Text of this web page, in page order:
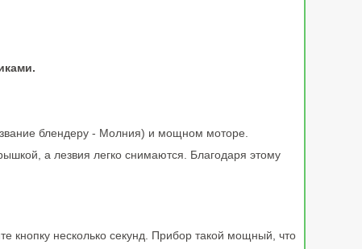
блендеру - Молния) и мощном моторе.
а лезвия легко снимаются. Благодаря этому
кнопку несколько секунд. Прибор такой мощный, что